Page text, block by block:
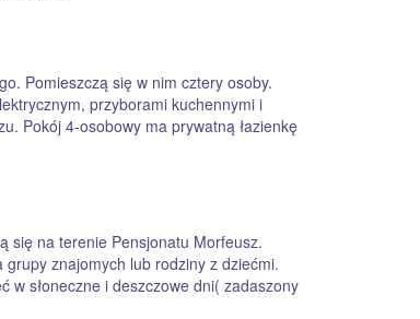
Pomieszczą się w nim cztery osoby.
przyborami kuchennymi i
Pokój 4-osobowy ma prywatną łazienkę
się na terenie Pensjonatu Morfeusz.
znajomych lub rodziny z dziećmi.
w słoneczne i deszczowe dni( zadaszony